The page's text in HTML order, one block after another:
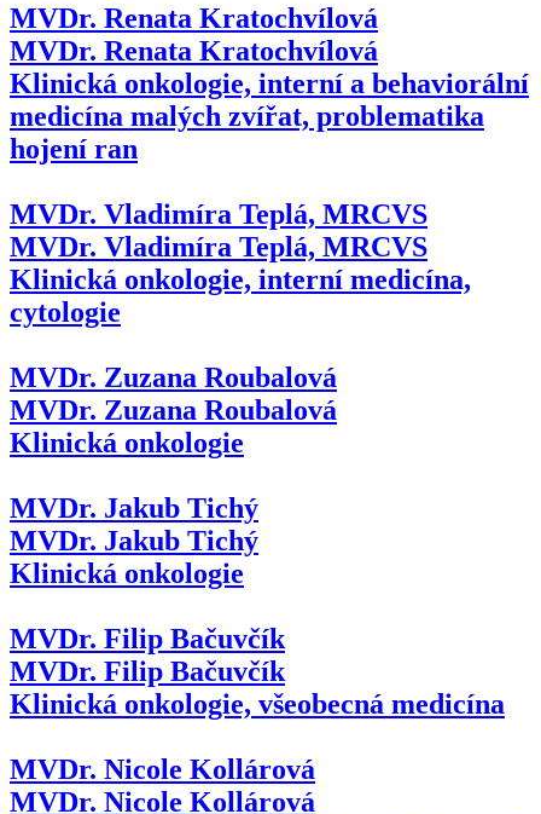
MVDr. Renata Kratochvílová
MVDr. Renata Kratochvílová
Klinická onkologie, interní a behaviorální
medicína malých zvířat, problematika
hojení ran
MVDr. Vladimíra Teplá, MRCVS
MVDr. Vladimíra Teplá, MRCVS
Klinická onkologie, interní medicína,
cytologie
MVDr. Zuzana Roubalová
MVDr. Zuzana Roubalová
Klinická onkologie
MVDr. Jakub Tichý
MVDr. Jakub Tichý
Klinická onkologie
MVDr. Filip Bačuvčík
MVDr. Filip Bačuvčík
Klinická onkologie, všeobecná medicína
MVDr. Nicole Kollárová
MVDr. Nicole Kollárová